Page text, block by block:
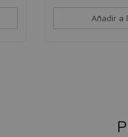
Añadir a